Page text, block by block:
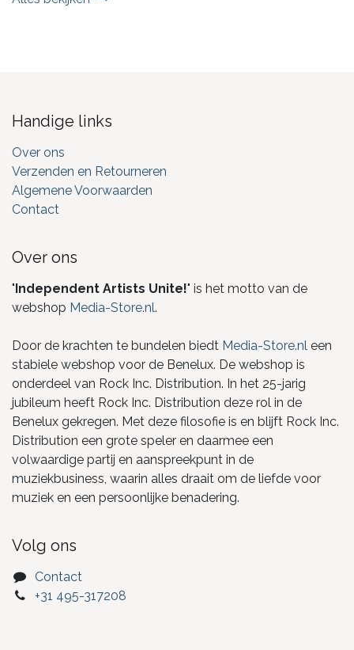
Handige links
Over ons
Verzenden en Retourneren
Algemene Voorwaarden
Contact
Over ons
"Independent Artists Unite!" is het motto van de
webshop Media-Store.nl.
Door de krachten te bundelen biedt Media-Store.nl een
stabiele webshop voor de Benelux. De webshop is
onderdeel van Rock Inc. Distribution. In het 25-jarig
jubileum heeft Rock Inc. Distribution deze rol in de
Benelux gekregen. Met deze filosofie is en blijft Rock Inc.
Distribution een grote speler en daarmee een
volwaardige partij en aanspreekpunt in de
muziekbusiness, waarin alles draait om de liefde voor
muziek en een persoonlijke benadering.
Volg ons
Contact
+31 495-317208